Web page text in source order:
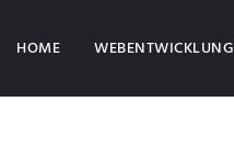
HOME(CURRENT)
WEBENTWICKLUNG